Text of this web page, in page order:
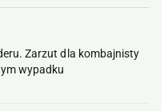
Zarzut dla kombajnisty
wypadku